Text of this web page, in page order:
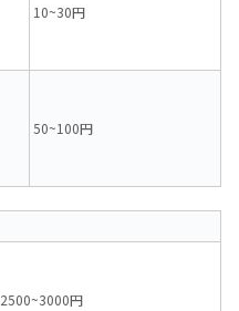
10~30円
50~100円
2500~3000円